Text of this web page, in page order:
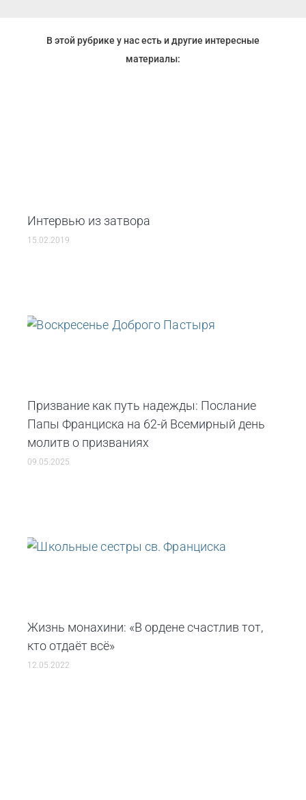
В этой рубрике у нас есть и другие интересные
материалы:
Интервью из затвора
15.02.2019
Призвание как путь надежды: Послание
Папы Франциска на 62-й Всемирный день
молитв о призваниях
09.05.2025
Жизнь монахини: «В ордене счастлив тот,
кто отдаёт всё»
12.05.2022